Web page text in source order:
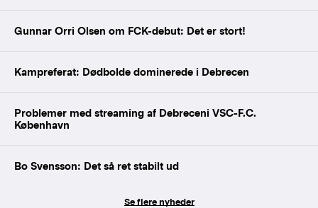
Gunnar Orri Olsen om FCK-debut: Det er stort!
Kampreferat: Dødbolde dominerede i Debrecen
Problemer med streaming af Debreceni VSC-F.C.
København
Bo Svensson: Det så ret stabilt ud
Se flere nyheder